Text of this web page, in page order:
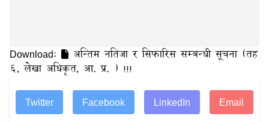
Download:
अन्तिम नतिजा र सिफारिस सम्बन्धी सूचना (तह
६, लेखा अधिकृत, आ. प्र. ) !!!
Twitter Facebook LinkedIn Email